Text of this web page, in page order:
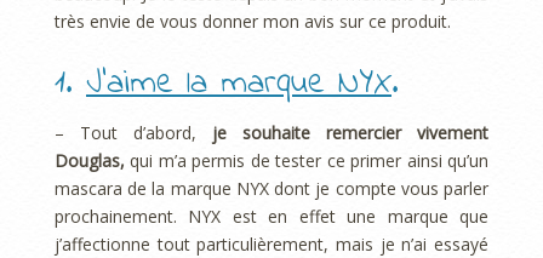
très envie de vous donner mon avis sur ce produit.
1. J’aime la marque NYX.
– Tout d’abord, je souhaite remercier vivement
Douglas,qui m’a permis de tester ce primer ainsi qu’un
mascara de la marque NYX dont je compte vous parler
prochainement. NYX est en effet une marque que
j’affectionne tout particulièrement, mais je n’ai essayé